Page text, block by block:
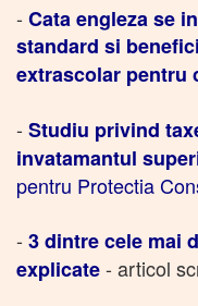
- Cata engleza se
standard si
extrascolar pentru
- Studiu privind
invatamantul
pentru Protectia
- 3 dintre cele mai
explicate- articol